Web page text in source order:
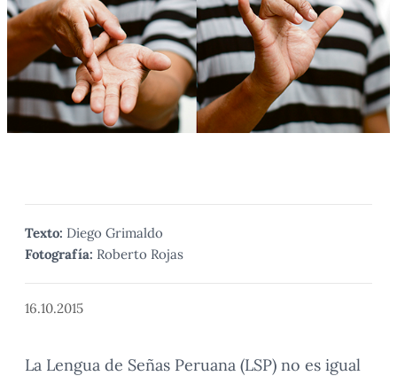
Texto: Diego Grimaldo
Fotografía: Roberto Rojas
16.10.2015
La Lengua de Señas Peruana (LSP) no es igual